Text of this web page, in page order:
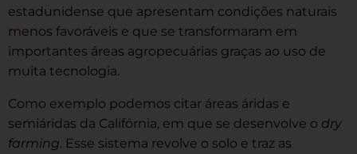
estadunidense que apresentam condições naturais
menos favoráveis e que se transformaram em
importantes áreas agropecuárias graças ao uso de
muita tecnologia.
Como exemplo podemos citar áreas áridas e
semiáridas da Califórnia, em que se desenvolve o dry
farming. Esse sistema revolve o solo e traz as